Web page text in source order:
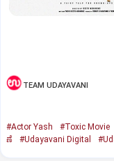
TEAM UDAYAVANI
#Actor Yash #Toxic Movie
ಣೆ
#Udayavani Digital